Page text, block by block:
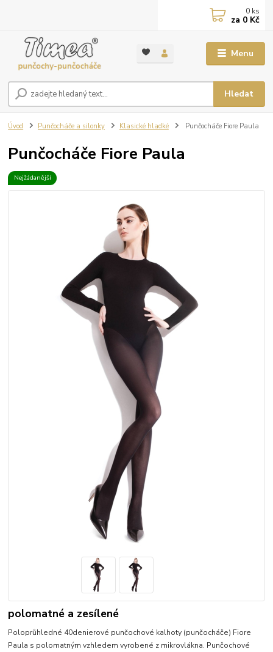
Menu
Hledat
0 ks
za 0 Kč
Úvod Punčocháče a silonky Klasické hladké Punčocháče Fiore Paula
Punčocháče Fiore Paula
Nejžádanější
polomatné a zesílené
Poloprůhledné 40denierové punčochové kalhoty (punčocháče) Fiore
Paula s polomatným vzhledem vyrobené z mikrovlákna. Punčochové